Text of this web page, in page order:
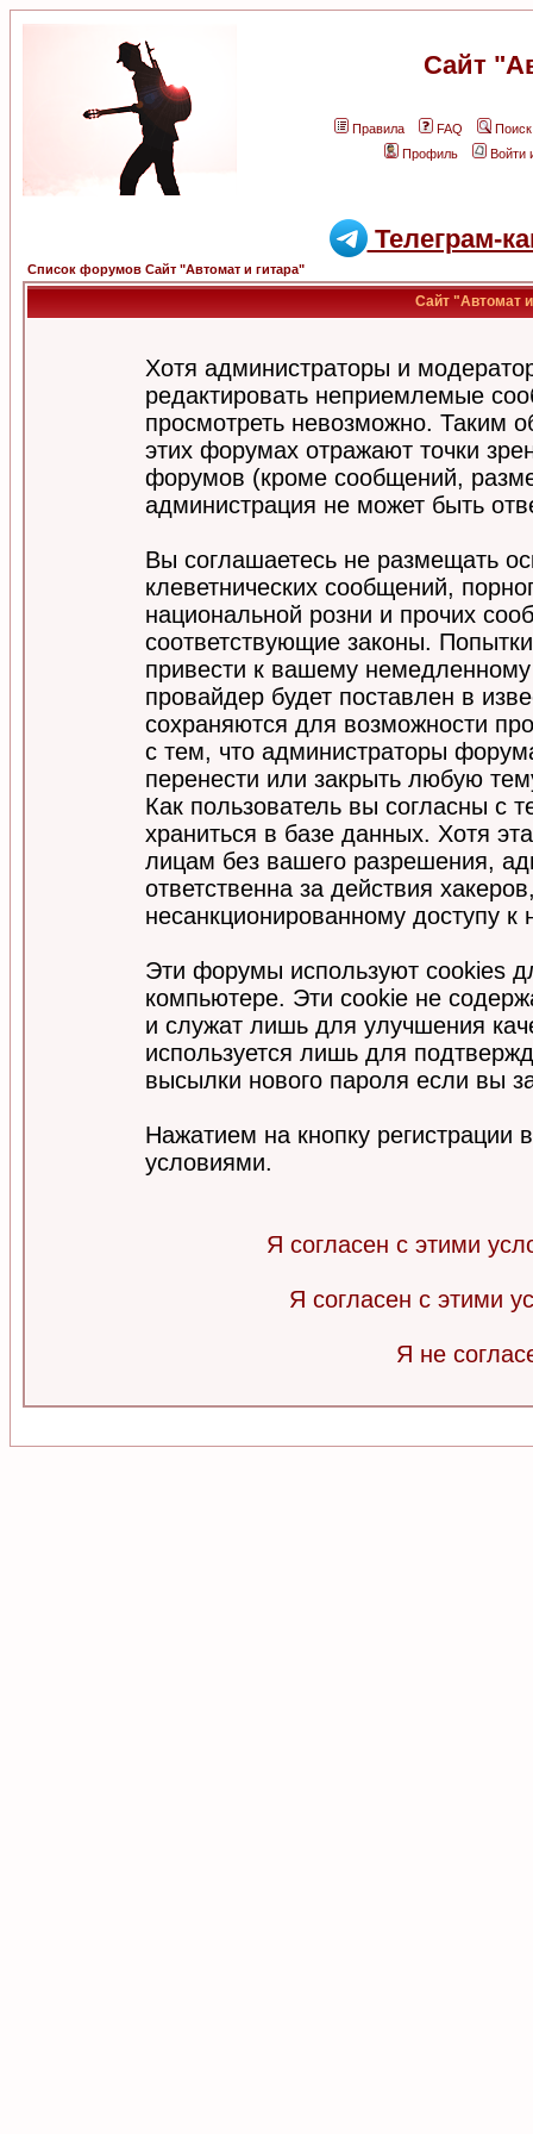
Сайт
Правила FAQ
Поиск
Профиль
Войти
Телеграм-
Список форумов Сайт "Автомат и гитара"
Сайт "Автомат и
Хотя администраторы и
редактировать неприемлемые
просмотреть невозможно. Таким
этих форумах отражают точки
форумов (кроме сообщений,
администрация не может быть
Вы соглашаетесь не размещать
клеветнических сообщений,
национальной розни и прочих
соответствующие законы.
привести к вашему
провайдер будет поставлен в
сохраняются для возможности
с тем, что администраторы
перенести или закрыть любую
Как пользователь вы согласны с
храниться в базе данных. Хотя
лицам без вашего разрешения,
ответственна за действия
несанкционированному доступу к
Эти форумы используют cookies
компьютере. Эти cookie не
и служат лишь для улучшения
используется лишь для
высылки нового пароля если вы
Нажатием на кнопку регистрации
условиями.
Я согласен с этими
Я согласен с этими
Я не